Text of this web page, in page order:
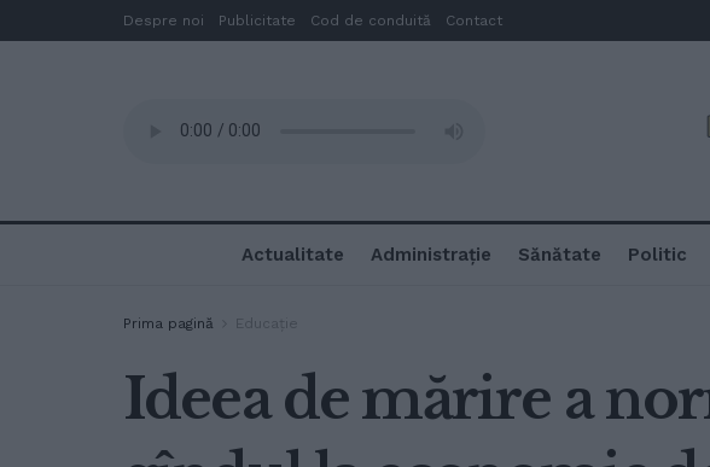
Despre noi Publicitate Cod de conduită Contact
Actualitate Administrație Sănătate Politic
Prima pagină Educație
Ideea de mărire a